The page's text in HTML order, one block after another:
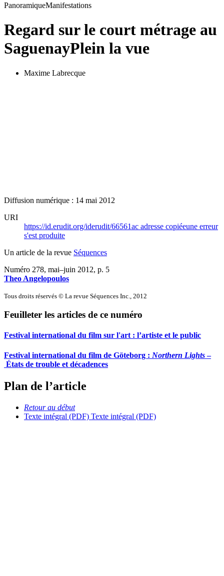
PanoramiqueManifestations
Regard sur le court métrage au
SaguenayPlein la vue
Maxime Labrecque
Diffusion numérique : 14 mai 2012
URI
https://id.erudit.org/iderudit/66561ac adresse copiéeune erreur
s'est produite
Un article de la revue Séquences
Numéro 278, mai–juin 2012, p. 5
Theo Angelopoulos
Tous droits réservés © La revue Séquences Inc., 2012
Feuilleter les articles de ce numéro
Festival international du film sur l'art : l’artiste et le public
Festival international du film de Göteborg : Northern Lights–
États de trouble et décadences
Plan de l’article
Retour au début
Texte intégral (PDF) Texte intégral (PDF)